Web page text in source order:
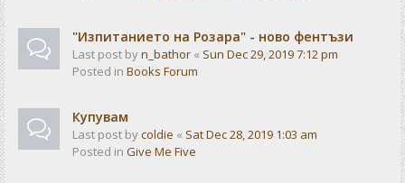
"Изпитанието на Розара" - ново фентъзи
Last post byn_bathor « Sun Dec 29, 2019 7:12 pm
Posted in Books Forum
Купувам
Last post bycoldie « Sat Dec 28, 2019 1:03 am
Posted in Give Me Five